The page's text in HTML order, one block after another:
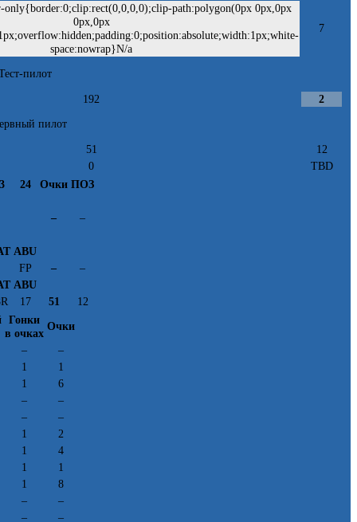
path:polygon(0px 0px,0px
0px,0px
space:nowrap}N/a
7
пилот
192
2
пилот
51
12
0
TBD
24 Очки ПОЗ
– –
ABU
FP
–
–
ABU
17 51
12
Гонки
в очках
Очки
–
–
1
1
1
6
–
–
–
–
1
2
1
4
1
1
1
8
–
–
–
–